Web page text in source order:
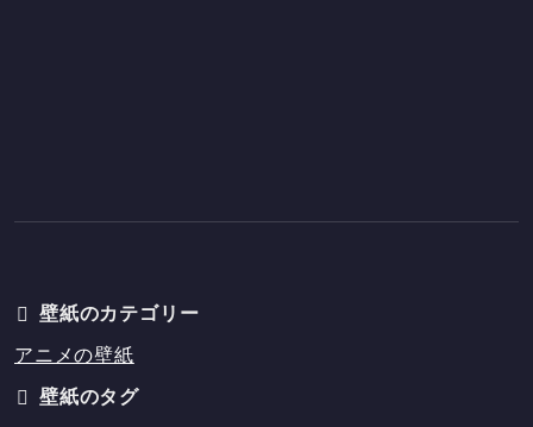
壁紙のカテゴリー
アニメの壁紙
壁紙のタグ